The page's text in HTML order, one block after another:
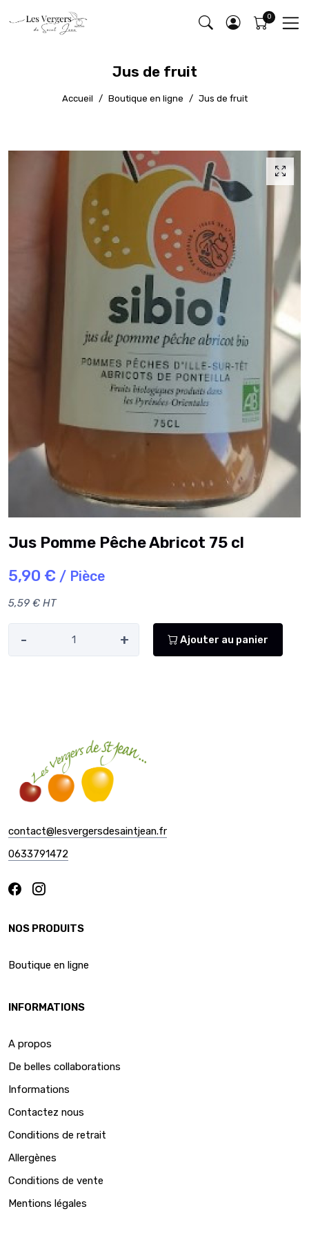
Jus de fruit
Accueil Boutique en ligne Jus de fruit
Jus Pomme Pêche Abricot 75 cl
5,90 € / Pièce
5,59 € HT
- + Ajouter au panier
contact@lesvergersdesaintjean.fr
0633791472
NOS PRODUITS
Boutique en ligne
INFORMATIONS
A propos
De belles collaborations
Informations
Contactez nous
Conditions de retrait
Allergènes
Conditions de vente
Mentions légales